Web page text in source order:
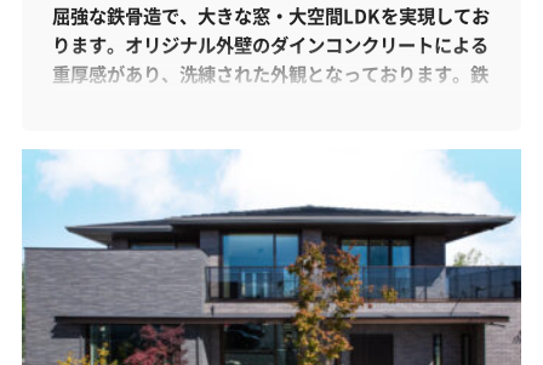
屈強な鉄骨造で、大きな窓・大空間LDKを実現してお
ります。オリジナル外壁のダインコンクリートによる
重厚感があり、洗練された外観となっております。鉄